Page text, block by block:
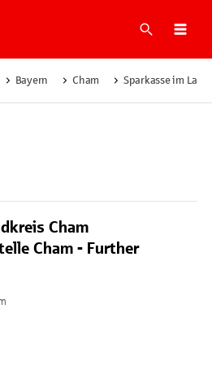
Suche
Bayern Cham Sparkasse im
Cham
Cham - Further